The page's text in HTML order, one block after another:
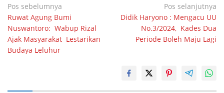
Navigasi
pos
Pos sebelumnya
Ruwat Agung Bumi
Nuswantoro: Wabup Rizal
Ajak Masyarakat Lestarikan
Budaya Leluhur
Pos selanjutnya
Didik Haryono : Mengacu UU
No.3/2024, Kades Dua
Periode Boleh Maju Lagi